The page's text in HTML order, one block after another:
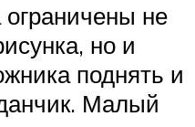
не
но и
поднять и
Малый